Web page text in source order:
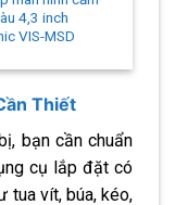
4,3 inch
VIS-MSD
Thiết
bạn cần chuẩn
cụ lắp đặt có
tua vít, búa, kéo,